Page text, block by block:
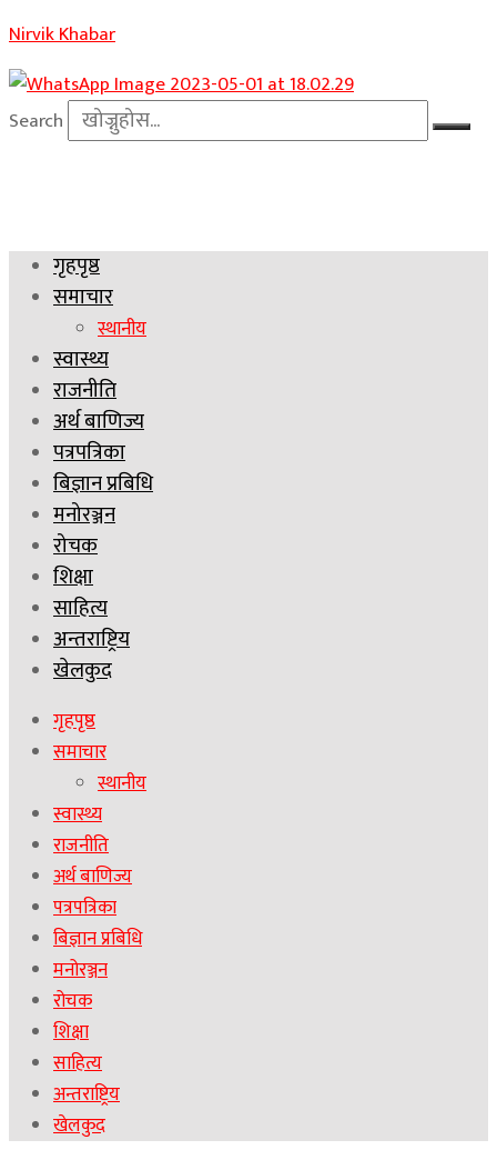
Nirvik Khabar
Search
गृहपृष्ठ
समाचार
स्थानीय
स्वास्थ्य
राजनीति
अर्थ बाणिज्य
पत्रपत्रिका
बिज्ञान प्रबिधि
मनोरञ्जन
रोचक
शिक्षा
साहित्य
अन्तराष्ट्रिय
खेलकुद
गृहपृष्ठ
समाचार
स्थानीय
स्वास्थ्य
राजनीति
अर्थ बाणिज्य
पत्रपत्रिका
बिज्ञान प्रबिधि
मनोरञ्जन
रोचक
शिक्षा
साहित्य
अन्तराष्ट्रिय
खेलकुद